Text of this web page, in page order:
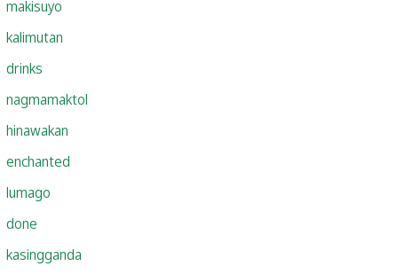
makisuyo
kalimutan
drinks
nagmamaktol
hinawakan
enchanted
lumago
done
kasingganda